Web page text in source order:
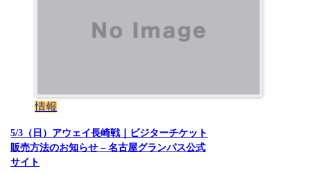
情報
5/3（日）アウェイ長崎戦｜ビジターチケット
販売方法のお知らせ – 名古屋グランパス公式
サイト